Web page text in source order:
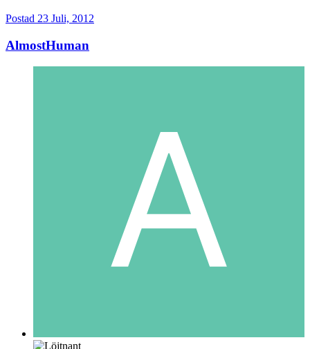
Postad 23 Juli, 2012
AlmostHuman